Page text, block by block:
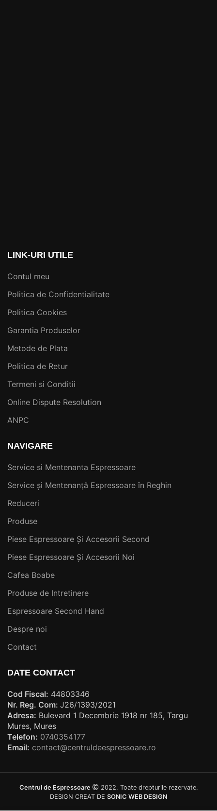
LINK-URI UTILE
Contul meu
Politica de Confidentialitate
Politica Cookies
Garantia Produselor
Metode de Plata
Politica de Retur
Termeni si Conditii
Online Dispute Resolution
ANPC
NAVIGARE
Service si Mentenanta Espressoare
Service și Mentenanță Espressoare în Reghin
Reduceri
Produse
Piese Espressoare Și Accesorii Second
Piese Espressoare Și Accesorii Noi
Cafea Boabe
Produse de Intretinere
Espressoare Second Hand
Despre noi
Contact
DATE CONTACT
Cod Fiscal: 44803346
Nr. Reg. Com: J26/1393/2021
Adresa: Bulevard 1 Decembrie 1918 nr 185, Targu
Mures, Mures
Telefon: 0740354177
Email: contact@centruldeespressoare.ro
Centrul de Espressoare
2022. Toate drepturile rezervate.
DESIGN CREAT DE SONIC WEB DESIGN